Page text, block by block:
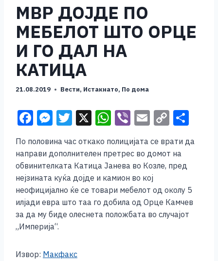
МВР ДОЈДЕ ПО
МЕБЕЛОТ ШТО ОРЦЕ
И ГО ДАЛ НА
КАТИЦА
21.08.2019 Вести, Истакнато, По дома
F
c
e
b
o
o
k
M
ss
e
n
g
er
T
tt
er
X W
at
s
A
p
p
Vi
b
er
E
ai
l
C
p
y
n
k
ar
По половина час откако полицијата се врати да
направи дополнителен претрес во домот на
обвинителката Катица Јанева во Козле, пред
нејзината куќа дојде и камион во кој
неофицијално ќе се товари мебелот од околу 5
илјади евра што таа го добила од Орце Камчев
за да му биде олеснета положбата во случајот
„Империја“.
Извор: Макфакс